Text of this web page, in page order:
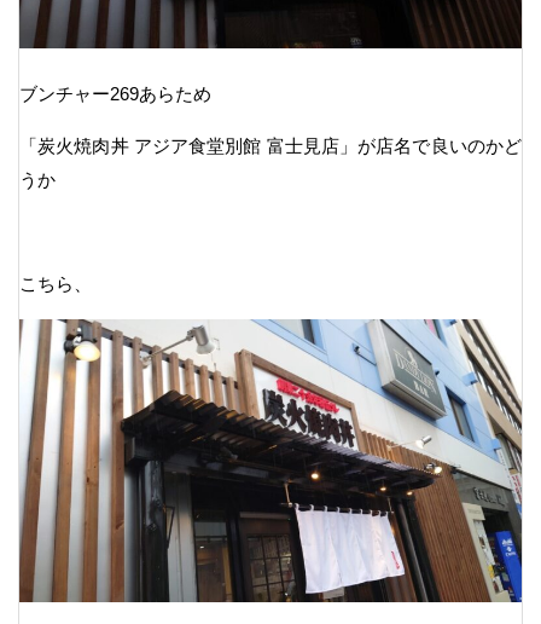
ブンチャー269あらため
「炭火焼肉丼 アジア食堂別館 富士見店」が店名で良いのかど
うか
こちら、